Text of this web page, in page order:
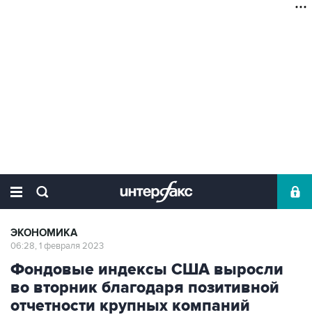
ЭКОНОМИКА
06:28, 1 февраля 2023
Фондовые индексы США выросли
во вторник благодаря позитивной
отчетности крупных компаний